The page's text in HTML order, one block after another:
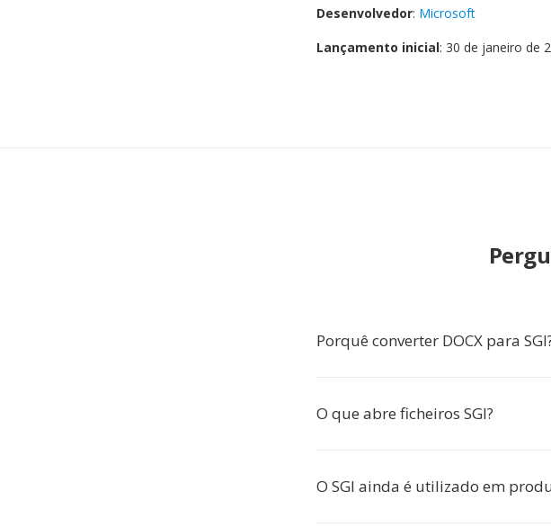
Desenvolvedor: Microsoft
Lançamento inicial: 30 de janeiro de
Porquê converter DOCX para
O que abre ficheiros SGI?
O SGI ainda é utilizado em